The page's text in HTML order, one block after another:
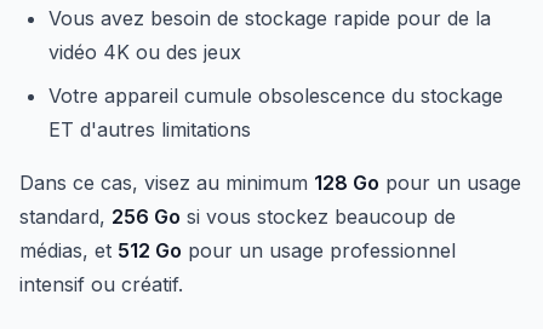
Vous avez besoin de stockage rapide pour de la
vidéo 4K ou des jeux
Votre appareil cumule obsolescence du stockage
ET d'autres limitations
Dans ce cas, visez au minimum 128 Go pour un usage
standard, 256 Go si vous stockez beaucoup de
médias, et 512 Go pour un usage professionnel
intensif ou créatif.